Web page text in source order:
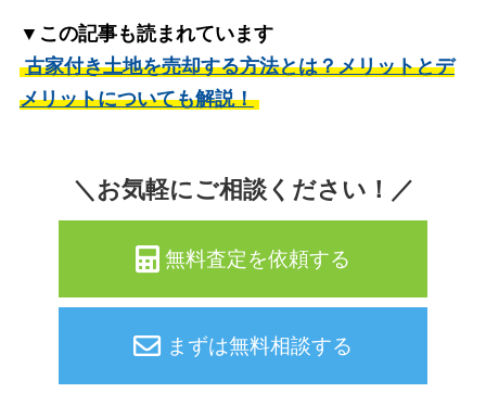
▼この記事も読まれています
古家付き土地を売却する方法とは？メリットとデ
メリットについても解説！
＼お気軽にご相談ください！／
無料査定を依頼する
まずは無料相談する